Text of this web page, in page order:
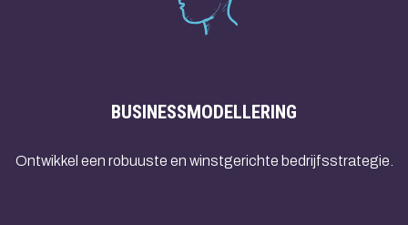
BUSINESSMODELLERING
Ontwikkel een robuuste en winstgerichte bedrijfsstrategie.